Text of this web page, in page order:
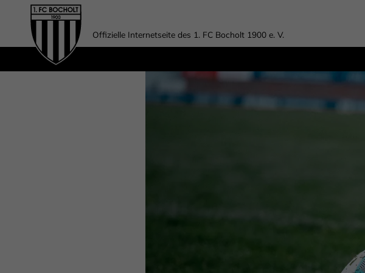
Offizielle Internetseite des 1. FC Bocholt 1900 e. V.